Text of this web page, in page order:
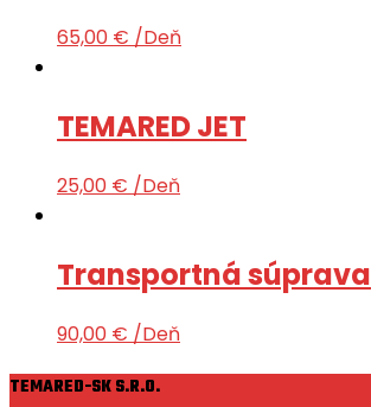
65,00 € /Deň
TEMARED JET
25,00 € /Deň
Transportná súprava
90,00 € /Deň
TEMARED-SK S.R.O.